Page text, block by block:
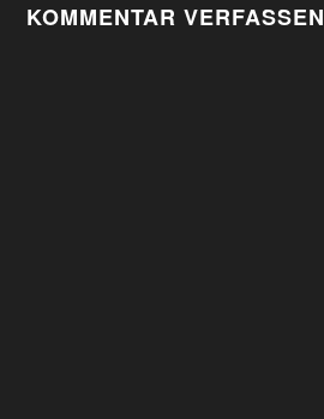
KOMMENTAR VERFASSEN